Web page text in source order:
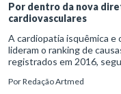
Por dentro da nova
cardiovasculares
A cardiopatia isquêmica e
lideram o ranking de
registrados em 2016,
morbimortalidade, a
PorRedação Artmed